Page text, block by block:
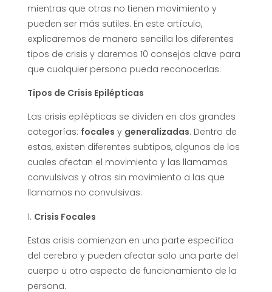
mientras que otras no tienen movimiento y
pueden ser más sutiles. En este artículo,
explicaremos de manera sencilla los diferentes
tipos de crisis y daremos 10 consejos clave para
que cualquier persona pueda reconocerlas.
Tipos de Crisis Epilépticas
Las crisis epilépticas se dividen en dos grandes
categorías: focales y generalizadas. Dentro de
estas, existen diferentes subtipos, algunos de los
cuales afectan el movimiento y las llamamos
convulsivas y otras sin movimiento a las que
llamamos no convulsivas.
Crisis Focales
Estas crisis comienzan en una parte específica
del cerebro y pueden afectar solo una parte del
cuerpo u otro aspecto de funcionamiento de la
persona.